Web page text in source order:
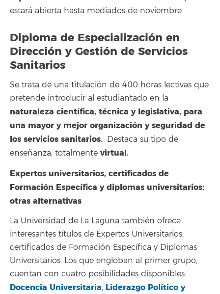
estará abierta hasta mediados de noviembre.
Diploma de Especialización en
Dirección y Gestión de Servicios
Sanitarios
Se trata de una titulación de 400 horas lectivas que
pretende introducir al estudiantado en la
naturaleza científica, técnica y legislativa, para
una mayor y mejor organización y seguridad de
los servicios sanitarios. Destaca su tipo de
enseñanza, totalmente virtual.
Expertos universitarios, certificados de
Formación Específica y diplomas universitarios:
otras alternativas
La Universidad de La Laguna también ofrece
interesantes títulos de Expertos Universitarios,
certificados de Formación Específica y Diplomas
Universitarios. Los que engloban al primer grupo,
cuentan con cuatro posibilidades disponibles:
Docencia Universitaria, Liderazgo Político y